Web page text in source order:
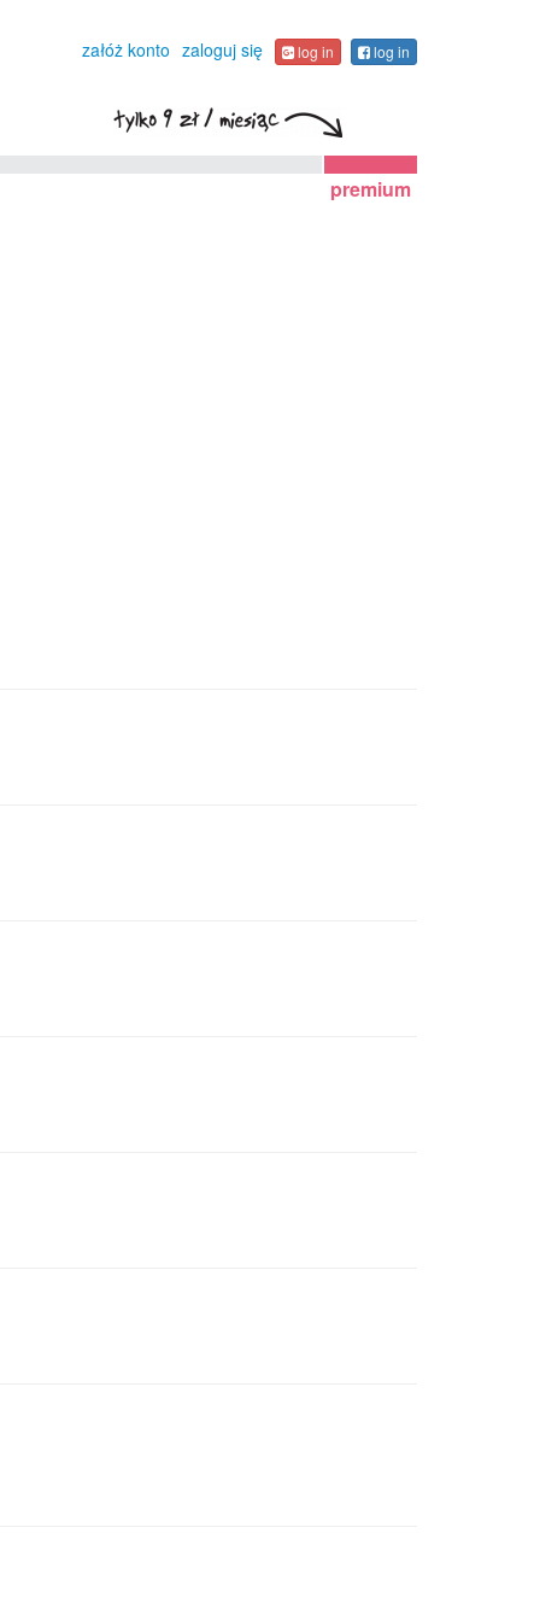
załóż konto zaloguj się log in log in
premium